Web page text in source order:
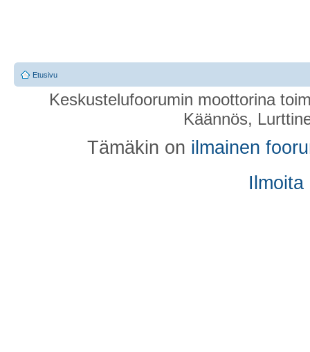
Etusivu
Keskustelufoorumin moottorina
Käännös,
Tämäkin on ilmainen